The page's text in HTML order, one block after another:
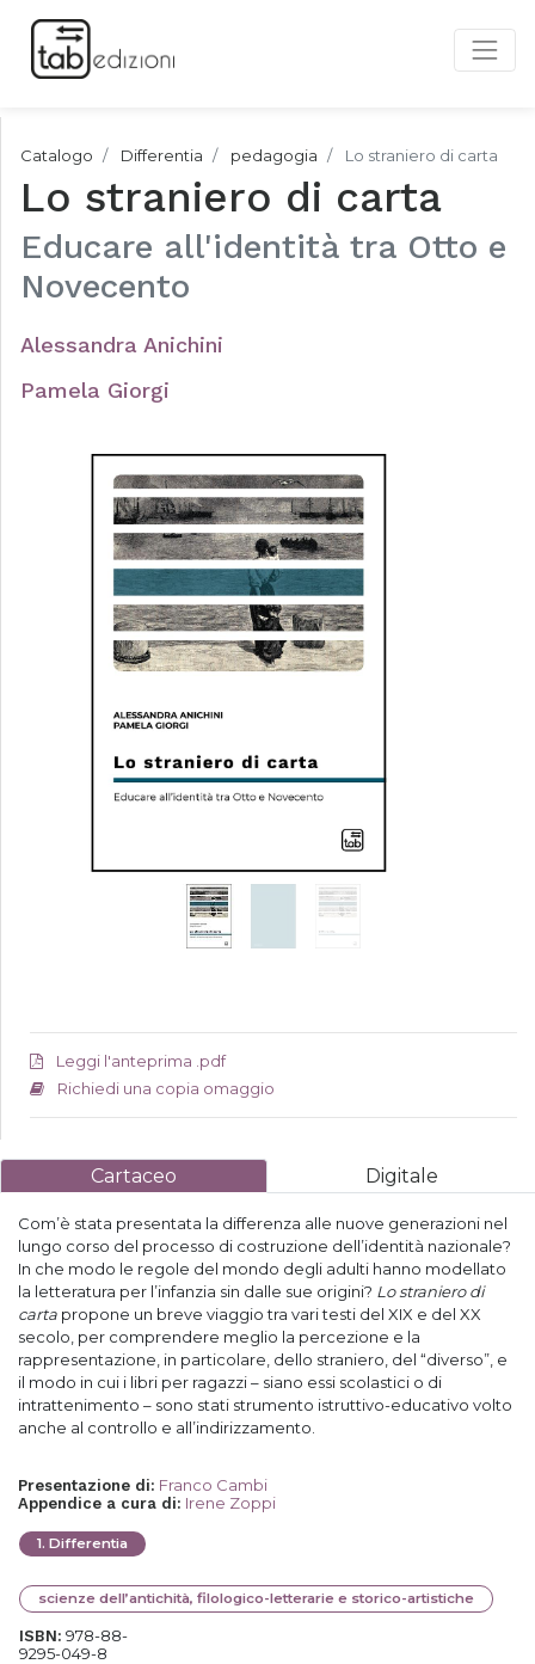
Catalogo Differentia pedagogia Lo straniero di carta
Lo straniero di carta
Educare all'identità tra Otto e
Novecento
Alessandra Anichini
Pamela Giorgi
Leggi l'anteprima .pdf
Richiedi una copia omaggio
Cartaceo Digitale
Com’è stata presentata la differenza alle nuove generazioni nel
lungo corso del processo di costruzione dell’identità nazionale?
In che modo le regole del mondo degli adulti hanno modellato
la letteratura per l’infanzia sin dalle sue origini? Lo straniero di
carta propone un breve viaggio tra vari testi del XIX e del XX
secolo, per comprendere meglio la percezione e la
rappresentazione, in particolare, dello straniero, del “diverso”, e
il modo in cui i libri per ragazzi – siano essi scolastici o di
intrattenimento – sono stati strumento istruttivo-educativo volto
anche al controllo e all’indirizzamento.
Presentazione di: Franco Cambi
Appendice a cura di: Irene Zoppi
1. Differentia
scienze dell’antichità, filologico-letterarie e storico-artistiche
ISBN: 978-88-
9295-049-8